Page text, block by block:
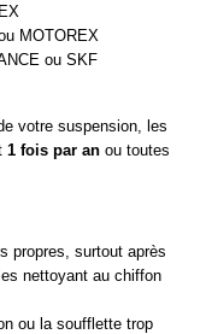
MOTOREX
ou SKF
votre suspension, les
1 fois par an ou toutes
propres, surtout après
nettoyant au chiffon
ou la soufflette trop